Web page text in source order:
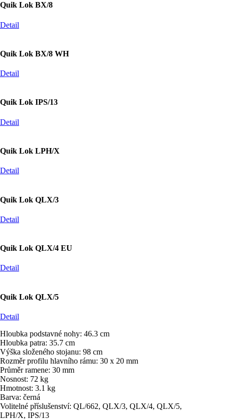
Quik Lok BX/8
Detail
Quik Lok BX/8 WH
Detail
Quik Lok IPS/13
Detail
Quik Lok LPH/X
Detail
Quik Lok QLX/3
Detail
Quik Lok QLX/4 EU
Detail
Quik Lok QLX/5
Detail
Hloubka podstavné nohy: 46.3 cm
Hloubka patra: 35.7 cm
Výška složeného stojanu: 98 cm
Rozměr profilu hlavního rámu: 30 x 20 mm
Průměr ramene: 30 mm
Nosnost: 72 kg
Hmotnost: 3.1 kg
Barva: černá
Volitelné příslušenství: QL/662, QLX/3, QLX/4, QLX/5,
LPH/X, IPS/13